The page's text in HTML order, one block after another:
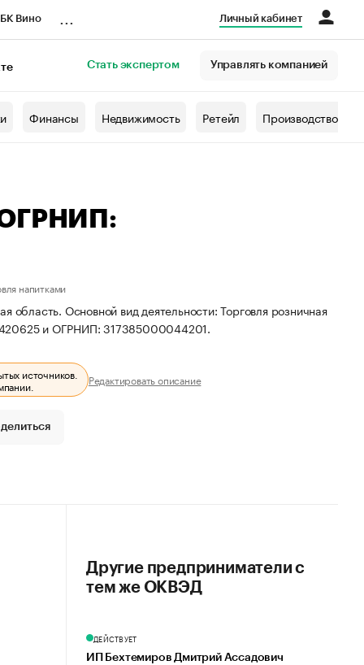
Вино Личный кабинет
Стать экспертом Управлять компанией
Финансы Недвижимость Ретейл Производство
ОГРНИП:
напитками
Основной вид деятельности: Торговля розничная
и ОГРНИП: 317385000044201.
источников.
Редактировать описание
Другие предприниматели с
тем же ОКВЭД
ДЕЙСТВУЕТ
ИП Бехтемиров Дмитрий Ассадович